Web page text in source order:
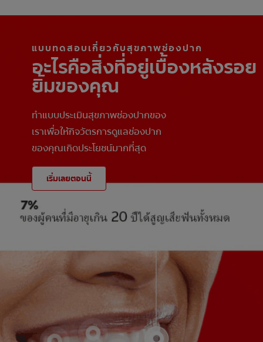
แบบทดสอบเกี่ยวกับสุขภาพช่องปาก
อะไรคือสิ่งที่อยู่เบื้องหลังรอย
ยิ้มของคุณ
ทำแบบประเมินสุขภาพช่องปากของ
เราเพื่อให้กิจวัตรการดูแลช่องปาก
ของคุณเกิดประโยชน์มากที่สุด
เริ่มเลยตอนนี้